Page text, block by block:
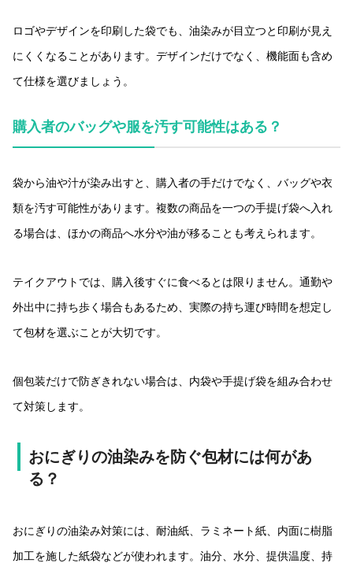
ロゴやデザインを印刷した袋でも、油染みが目立つと印刷が見え
にくくなることがあります。デザインだけでなく、機能面も含め
て仕様を選びましょう。
購入者のバッグや服を汚す可能性はある？
袋から油や汁が染み出すと、購入者の手だけでなく、バッグや衣
類を汚す可能性があります。複数の商品を一つの手提げ袋へ入れ
る場合は、ほかの商品へ水分や油が移ることも考えられます。
テイクアウトでは、購入後すぐに食べるとは限りません。通勤や
外出中に持ち歩く場合もあるため、実際の持ち運び時間を想定し
て包材を選ぶことが大切です。
個包装だけで防ぎきれない場合は、内袋や手提げ袋を組み合わせ
て対策します。
おにぎりの油染みを防ぐ包材には何があ
る？
おにぎりの油染み対策には、耐油紙、ラミネート紙、内面に樹脂
加工を施した紙袋などが使われます。油分、水分、提供温度、持